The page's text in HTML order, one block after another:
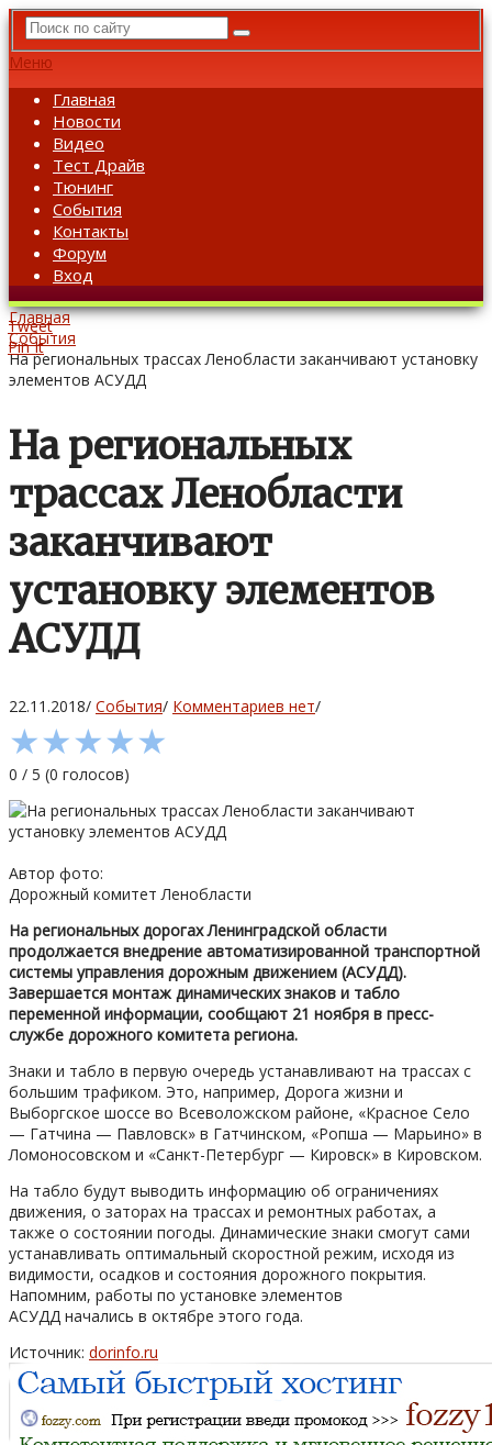
Меню
Главная
Новости
Видео
Тест Драйв
Тюнинг
События
Контакты
Форум
Вход
Главная
События
На региональных трассах Ленобласти заканчивают установку
элементов АСУДД
На региональных
трассах Ленобласти
заканчивают
установку элементов
АСУДД
22.11.2018/ События/ Комментариев нет/
★★★★★
0 / 5 (0 голосов)
Автор фото:
Дорожный комитет Ленобласти
На региональных дорогах Ленинградской области
продолжается внедрение автоматизированной транспортной
системы управления дорожным движением (АСУДД).
Завершается монтаж динамических знаков и табло
переменной информации, сообщают 21 ноября в пресс-
службе дорожного комитета региона.
Знаки и табло в первую очередь устанавливают на трассах с
большим трафиком. Это, например, Дорога жизни и
Выборгское шоссе во Всеволожском районе, «Красное Село
— Гатчина — Павловск» в Гатчинском, «Ропша — Марьино» в
Ломоносовском и «Санкт-Петербург — Кировск» в Кировском.
На табло будут выводить информацию об ограничениях
движения, о заторах на трассах и ремонтных работах, а
также о состоянии погоды. Динамические знаки смогут сами
устанавливать оптимальный скоростной режим, исходя из
видимости, осадков и состояния дорожного покрытия.
Напомним, работы по установке элементов
АСУДД начались в октябре этого года.
Источник: dorinfo.ru
Tweet
Pin It